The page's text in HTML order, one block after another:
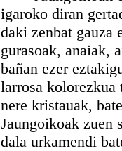
igaroko diran
daki zenbat gauza
gurasoak, anaiak,
bañan ezer
larrosa kolorezkua
nere kristauak,
Jaungoikoak zuen
dala urkamendi